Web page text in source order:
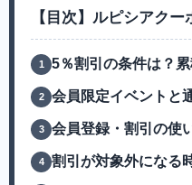
【目次】ルピシアク
5％割引の条件は？
会員限定イベントと
会員登録・割引の使
割引が対象外になる